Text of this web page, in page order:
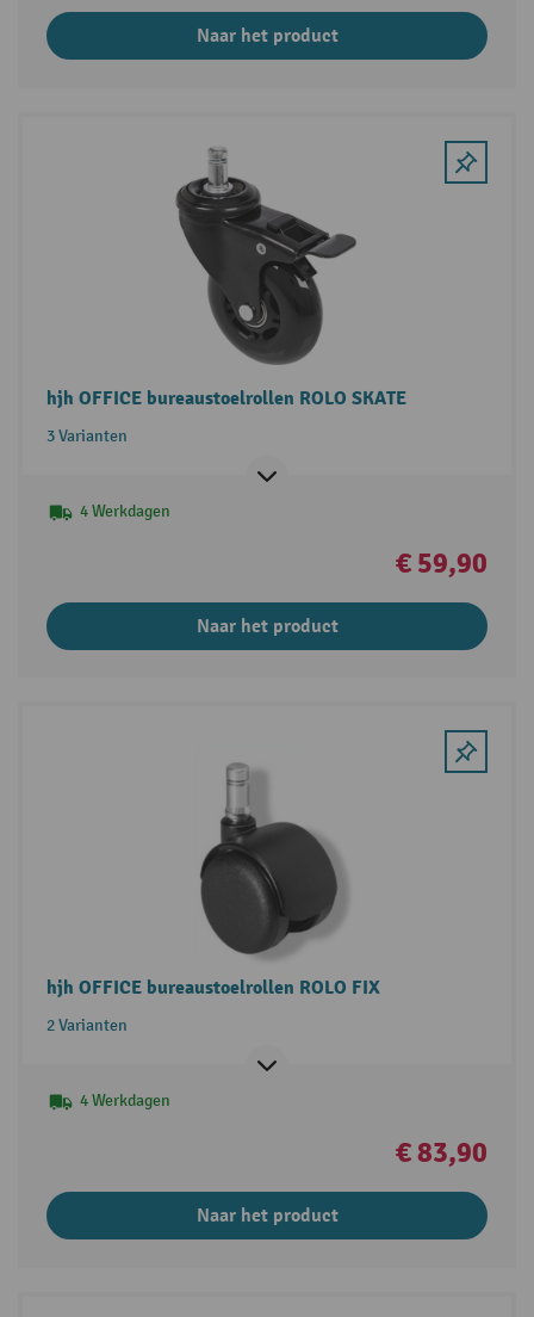
Naar het product
hjh OFFICE bureaustoelrollen ROLO SKATE
3 Varianten
4 Werkdagen
€ 59,90
Naar het product
hjh OFFICE bureaustoelrollen ROLO FIX
2 Varianten
4 Werkdagen
€ 83,90
Naar het product